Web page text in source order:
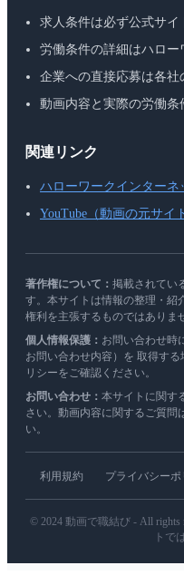
求人条件は必ず公式サイ
労働条件の詳細はハロー
企業への直接応募は各社
動画内容と実際の労働
関連リンク
ハローワークインターネ
YouTube（動画の元サイ
著作権について： 掲載されてい
す。本サイトは情報の整理・紹
権利を主張するものではありま
個人情報保護： お問い合わせ時
お問い合わせ内容）を 取得す
リシーをご確認ください。
お問い合わせ： 本サイトに関す
さい。動画内容に関するご質問
い。
利用規約 プライバシーポ
© 2024 動画で職結び - All rights
トで